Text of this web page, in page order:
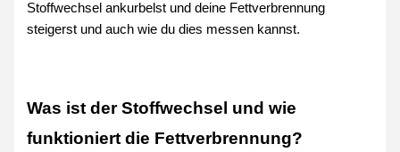
Stoffwechsel ankurbelst und deine Fettverbrennung
steigerst und auch wie du dies messen kannst.
Was ist der Stoffwechsel und wie
funktioniert die Fettverbrennung?